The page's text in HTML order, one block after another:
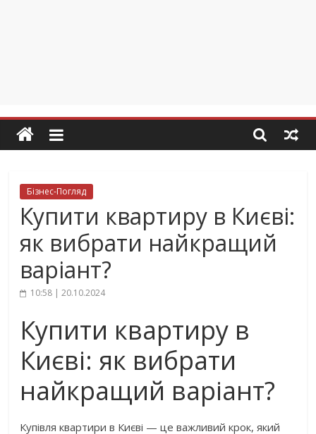
Бізнес-Погляд
Купити квартиру в Києві:
як вибрати найкращий
варіант?
10:58 | 20.10.2024
Купити квартиру в
Києві: як вибрати
найкращий варіант?
Купівля квартири в Києві — це важливий крок, який